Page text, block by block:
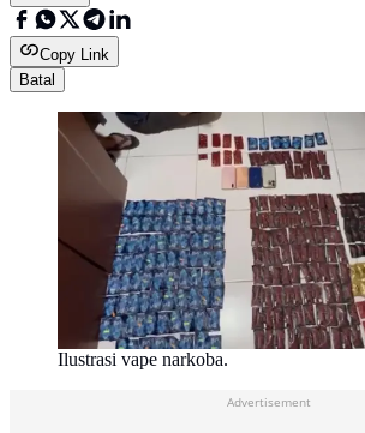
Copy Link
Batal
Ilustrasi vape narkoba.
Advertisement